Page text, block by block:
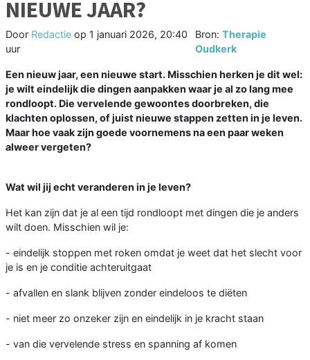
NIEUWE JAAR?
Door Redactie op 1 januari 2026, 20:40
uur
Bron:Therapie
Oudkerk
Een nieuw jaar, een nieuwe start. Misschien herken je dit wel:
je wilt eindelijk die dingen aanpakken waar je al zo lang mee
rondloopt. Die vervelende gewoontes doorbreken, die
klachten oplossen, of juist nieuwe stappen zetten in je leven.
Maar hoe vaak zijn goede voornemens na een paar weken
alweer vergeten?
Wat wil jij echt veranderen in je leven?
Het kan zijn dat je al een tijd rondloopt met dingen die je anders
wilt doen. Misschien wil je:
- eindelijk stoppen met roken omdat je weet dat het slecht voor
je is en je conditie achteruitgaat
- afvallen en slank blijven zonder eindeloos te diëten
- niet meer zo onzeker zijn en eindelijk in je kracht staan
- van die vervelende stress en spanning af komen